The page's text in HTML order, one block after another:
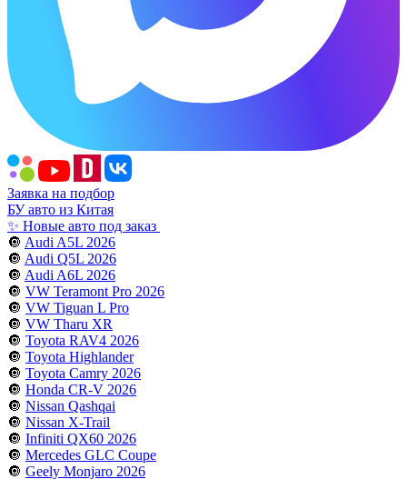
Заявка на подбор
БУ авто из Китая
✨ Новые авто под заказ
🔘 Audi A5L 2026
🔘 Audi Q5L 2026
🔘 Audi A6L 2026
🔘 VW Teramont Pro 2026
🔘 VW Tiguan L Pro
🔘 VW Tharu XR
🔘 Toyota RAV4 2026
🔘 Toyota Highlander
🔘 Toyota Camry 2026
🔘 Honda CR-V 2026
🔘 Nissan Qashqai
🔘 Nissan X-Trail
🔘 Infiniti QX60 2026
🔘 Mercedes GLC Coupe
🔘 Geely Monjaro 2026